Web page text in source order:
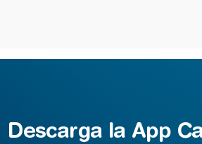
Descarga la App